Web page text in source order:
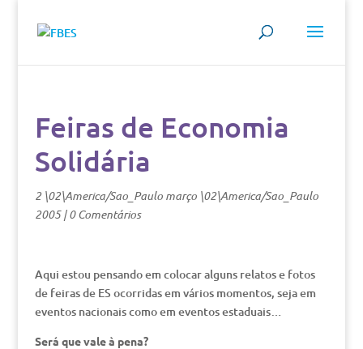
Feiras de Economia
Solidária
2 \02\America/Sao_Paulo março \02\America/Sao_Paulo
2005|0 Comentários
Aqui estou pensando em colocar alguns relatos e fotos
de feiras de ES ocorridas em vários momentos, seja em
eventos nacionais como em eventos estaduais…
Será que vale à pena?